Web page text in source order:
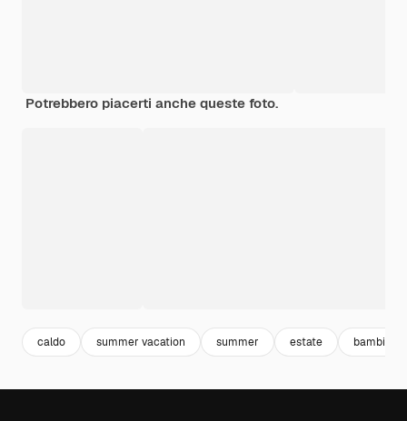
Potrebbero piacerti anche queste foto.
caldo summer vacation summer estate bambini